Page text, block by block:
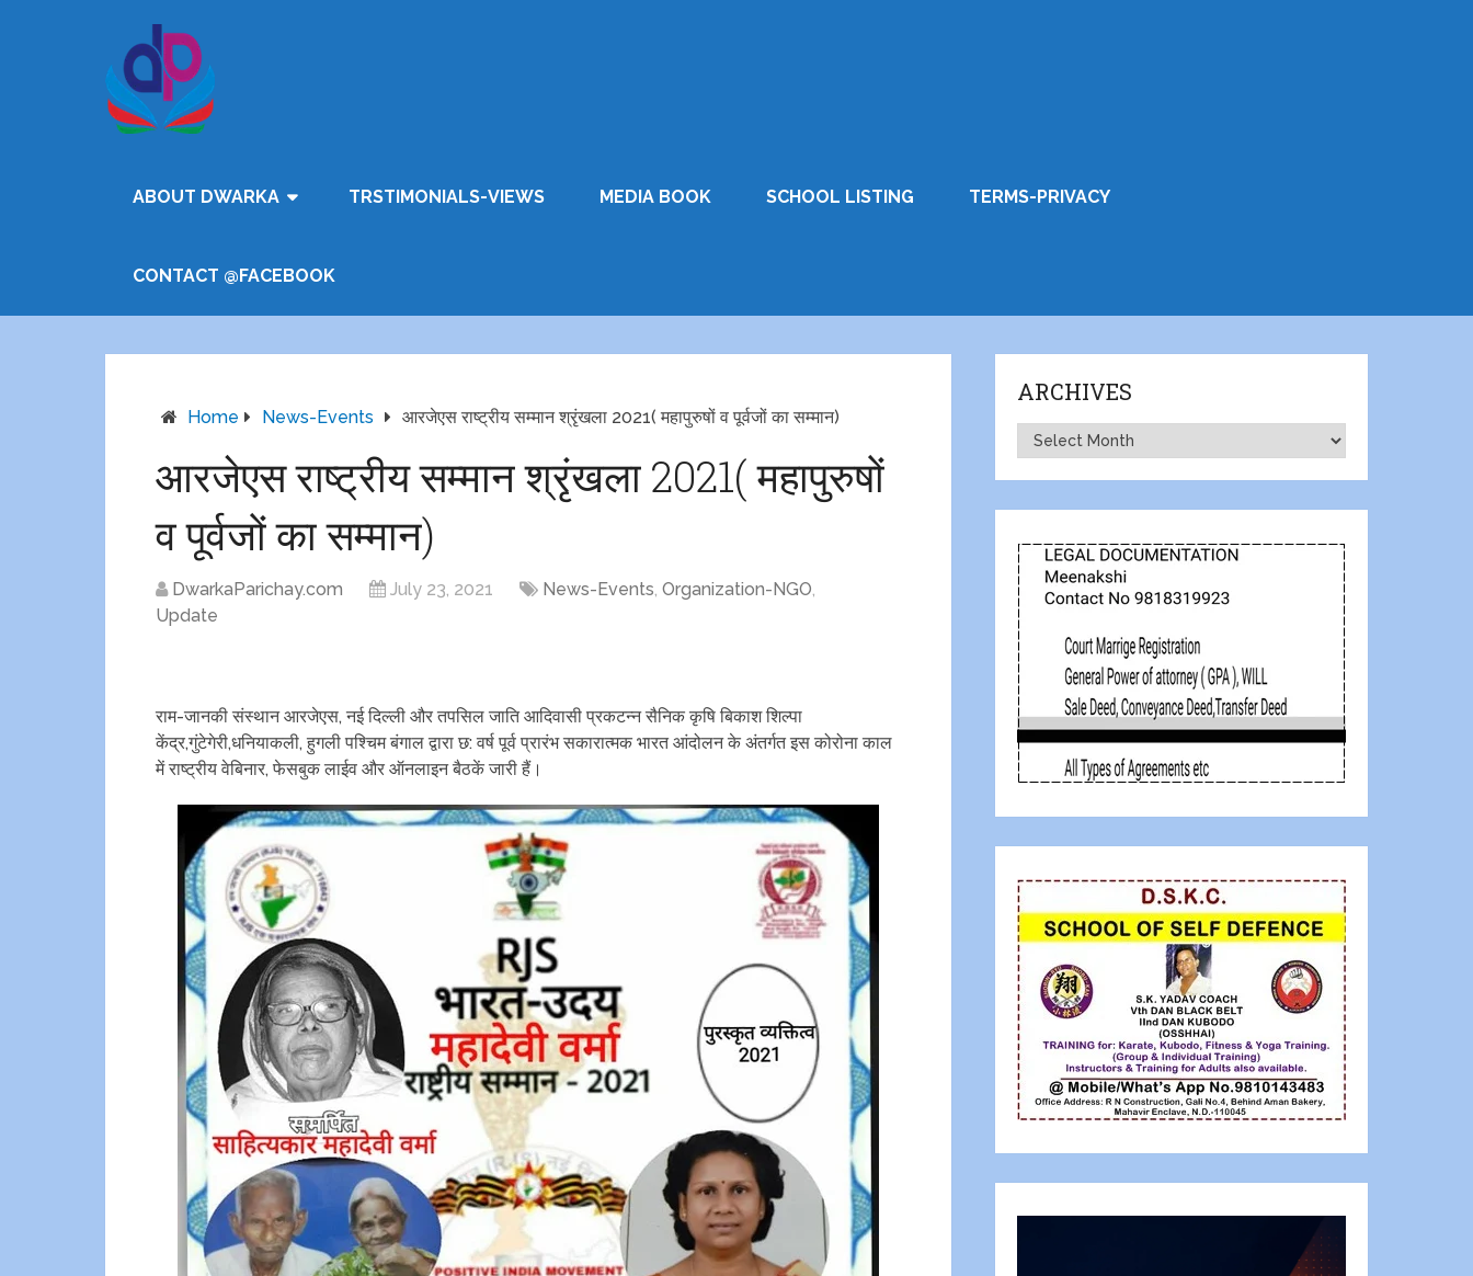
ABOUT DWARKA TRSTIMONIALS-VIEWS MEDIA BOOK SCHOOL LISTING TERMS-PRIVACY
CONTACT @FACEBOOK
Home News-Events आरजेएस राष्ट्रीय सम्मान श्रृंखला 2021( महापुरुषों व पूर्वजों का सम्मान)
आरजेएस राष्ट्रीय सम्मान श्रृंखला 2021( महापुरुषों
व पूर्वजों का सम्मान)
DwarkaParichay.com July 23, 2021 News-Events, Organization-NGO,
Update
राम-जानकी संस्थान आरजेएस, नई दिल्ली और तपसिल जाति आदिवासी प्रकटन्न सैनिक कृषि बिकाश शिल्पा
केंद्र,गुंटेगेरी,धनियाकली, हुगली पश्चिम बंगाल द्वारा छ: वर्ष पूर्व प्रारंभ सकारात्मक भारत आंदोलन के अंतर्गत इस कोरोना काल
में राष्ट्रीय वेबिनार, फेसबुक लाईव और ऑनलाइन बैठकें जारी हैं।
ARCHIVES
Archives